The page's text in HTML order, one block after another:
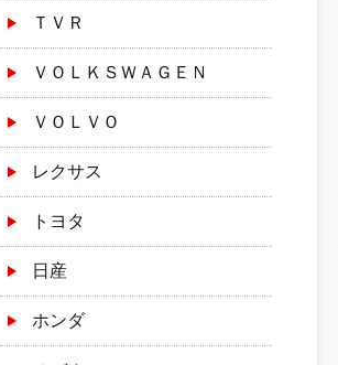
ＴＶＲ
ＶＯＬＫＳＷＡＧＥＮ
ＶＯＬＶＯ
レクサス
トヨタ
日産
ホンダ